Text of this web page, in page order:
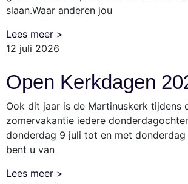
slaan.Waar anderen jou
Lees meer >
12 juli 2026
Open Kerkdagen
Ook dit jaar is de Martinuskerk tijdens
zomervakantie iedere
donderdag 9 juli tot en met donderdag
bent u van
Lees meer >